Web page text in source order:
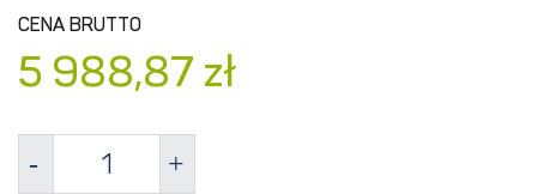
CENA BRUTTO
5 988,87 zł